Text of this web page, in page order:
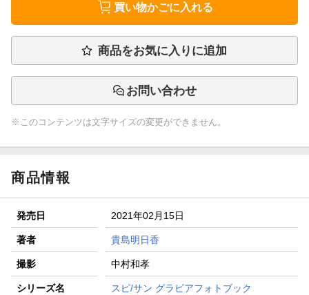
買い物かごに入れる
商品をお気に入りに追加
お問い合わせ
※このコンテンツは文字サイズの変更ができません。
商品情報
発売日 2021年02月15日
著者 貴島明日香
撮影 中村和孝
シリーズ名 スピ/サン グラビアフォトブック